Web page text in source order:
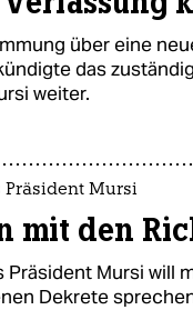
über eine
das
weiter.
Präsident Mursi
mit den
Präsident Mursi will
Dekrete